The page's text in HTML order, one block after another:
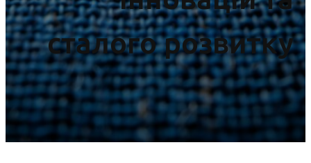
сталого розвитку